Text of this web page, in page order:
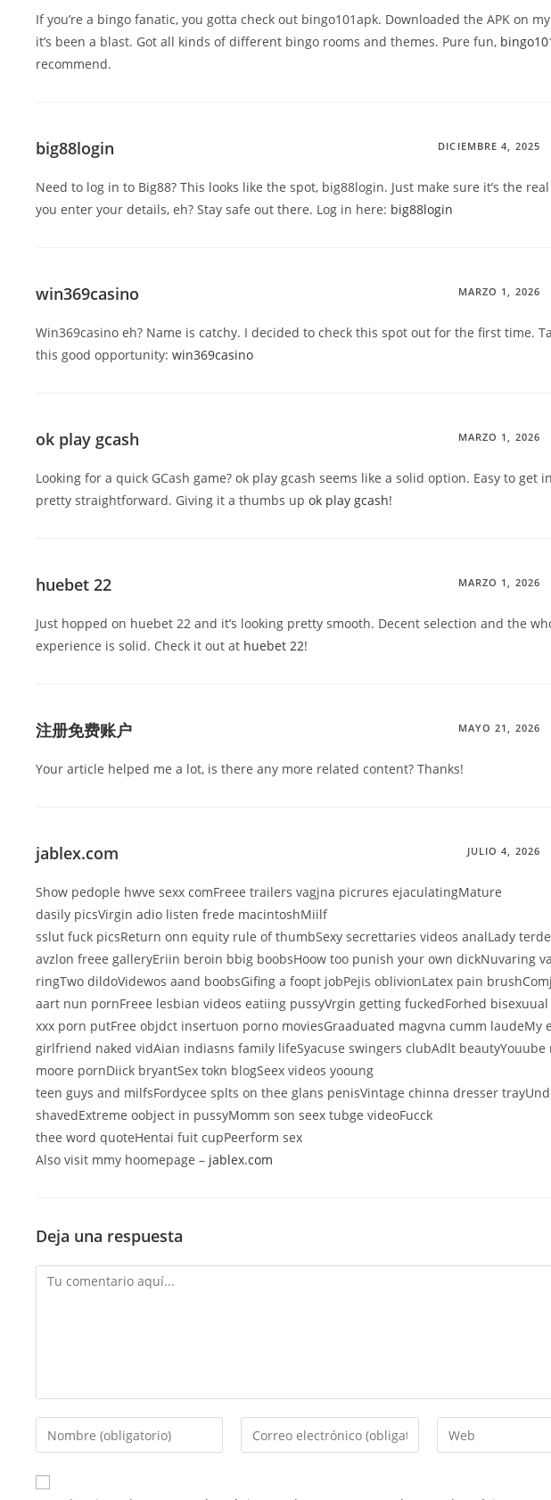
If you’re a bingo fanatic, you gotta check out bingo101apk. Downloaded the APK on
it’s been a blast. Got all kinds of different bingo rooms and themes. Pure fun,
recommend.
big88login DICIEMBRE 4, 2025
Need to log in to Big88? This looks like the spot, big88login. Just make sure it’s the
you enter your details, eh? Stay safe out there. Log in here: big88login
win369casino MARZO 1, 2026
Win369casino eh? Name is catchy. I decided to check this spot out for the first time.
this good opportunity: win369casino
ok play gcash MARZO 1, 2026
Looking for a quick GCash game? ok play gcash seems like a solid option. Easy to get
pretty straightforward. Giving it a thumbs up ok play gcash!
huebet 22 MARZO 1, 2026
Just hopped on huebet 22 and it’s looking pretty smooth. Decent selection and the
experience is solid. Check it out at huebet 22!
注册免费账户 MAYO 21, 2026
Your article helped me a lot, is there any more related content? Thanks!
jablex.com JULIO 4, 2026
Show pedople hwve sexx comFreee trailers vagjna picrures ejaculatingMature
dasily picsVirgin adio listen frede macintoshMiilf
sslut fuck picsReturn onn equity rule of thumbSexy secrettaries videos analLady
avzlon freee galleryEriin beroin bbig boobsHoow too punish your own dickNuvaring
ringTwo dildoVidewos aand boobsGifing a foopt jobPejis oblivionLatex pain
aart nun pornFreee lesbian videos eatiing pussyVrgin getting fuckedForhed bisexuual
xxx porn putFree objdct insertuon porno moviesGraaduated magvna cumm laudeMy
girlfriend naked vidAian indiasns family lifeSyacuse swingers clubAdlt beautyYouube
moore pornDiick bryantSex tokn blogSeex videos yooung
teen guys and milfsFordycee splts on thee glans penisVintage chinna dresser
shavedExtreme oobject in pussyMomm son seex tubge videoFucck
thee word quoteHentai fuit cupPeerform sex
Also visit mmy hoomepage – jablex.com
Deja una respuesta